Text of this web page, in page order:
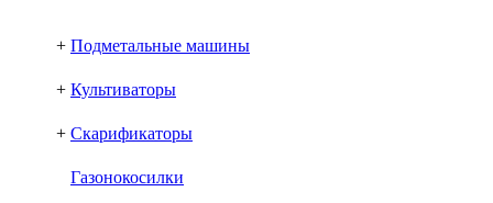
+ Подметальные машины
+ Культиваторы
+ Скарификаторы
Газонокосилки